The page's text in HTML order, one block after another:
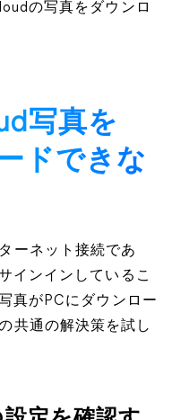
の写真をダウンロ
写真を
ドできな
ーネット接続であ
インインしているこ
真がPCにダウンロー
共通の解決策を試し